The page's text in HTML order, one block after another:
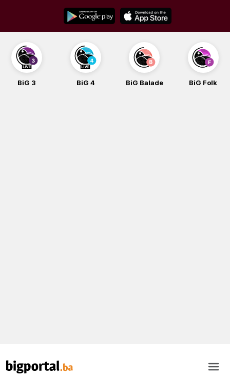
content
BiG 3 BiG 4 BiG Balade BiG Folk